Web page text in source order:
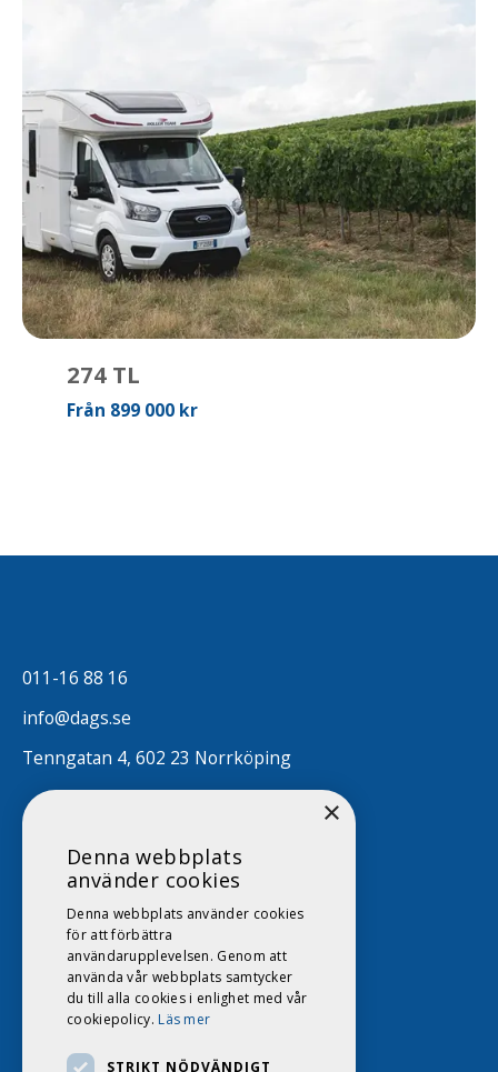
274 TL
Från 899 000 kr
011-16 88 16
info@dags.se
Tenngatan 4, 602 23 Norrköping
×
Denna webbplats
använder cookies
Denna webbplats använder cookies
för att förbättra
användarupplevelsen. Genom att
använda vår webbplats samtycker
du till alla cookies i enlighet med vår
cookiepolicy. Läs mer
STRIKT NÖDVÄNDIGT